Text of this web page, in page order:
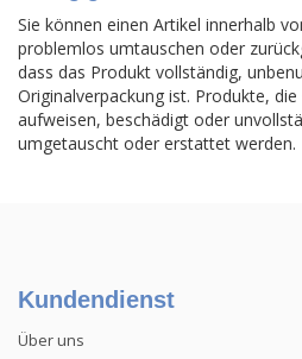
Sie können einen Artikel innerhalb
problemlos umtauschen oder
dass das Produkt vollständig,
Originalverpackung ist. Produkte,
aufweisen, beschädigt oder
umgetauscht oder erstattet werden.
Kundendienst
Über uns